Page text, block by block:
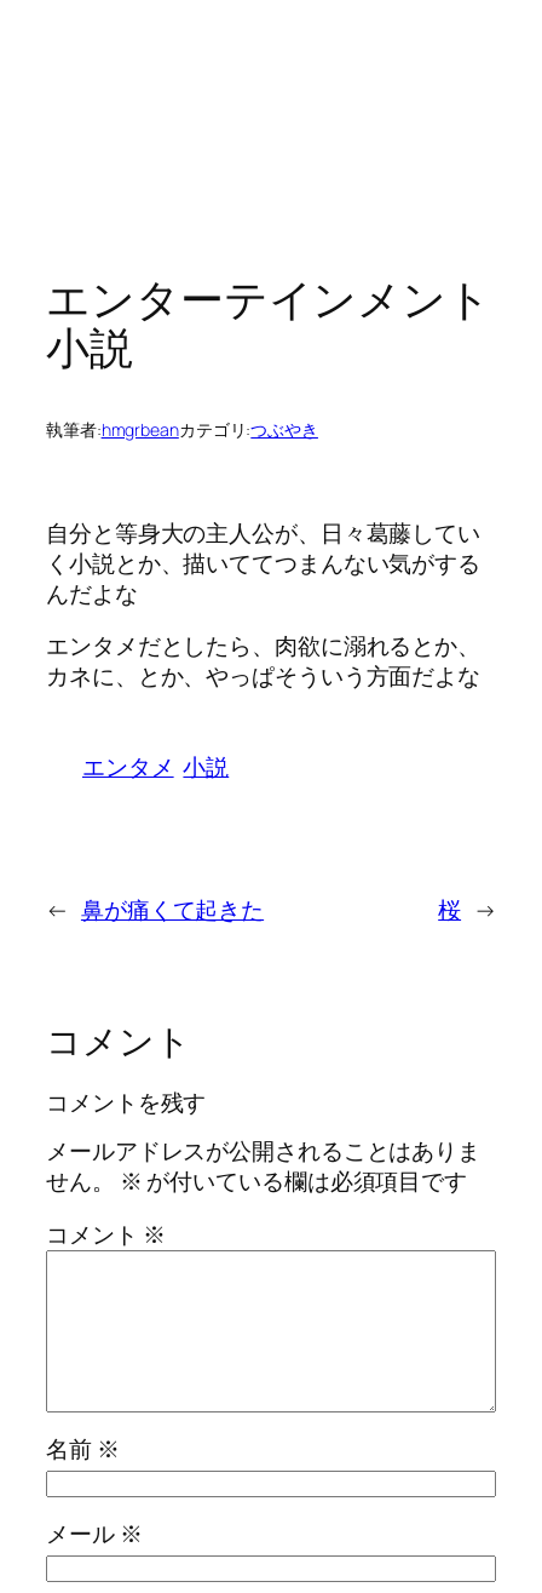
エンターテインメント
小説
執筆者:hmgrbeanカテゴリ:つぶやき
自分と等身大の主人公が、日々葛藤してい
く小説とか、描いててつまんない気がする
んだよな
エンタメだとしたら、肉欲に溺れるとか、
カネに、とか、やっぱそういう方面だよな
エンタメ 小説
← 鼻が痛くて起きた 桜 →
コメント
コメントを残す
メールアドレスが公開されることはありま
せん。
※ が付いている欄は必須項目です
コメント ※
名前 ※
メール ※